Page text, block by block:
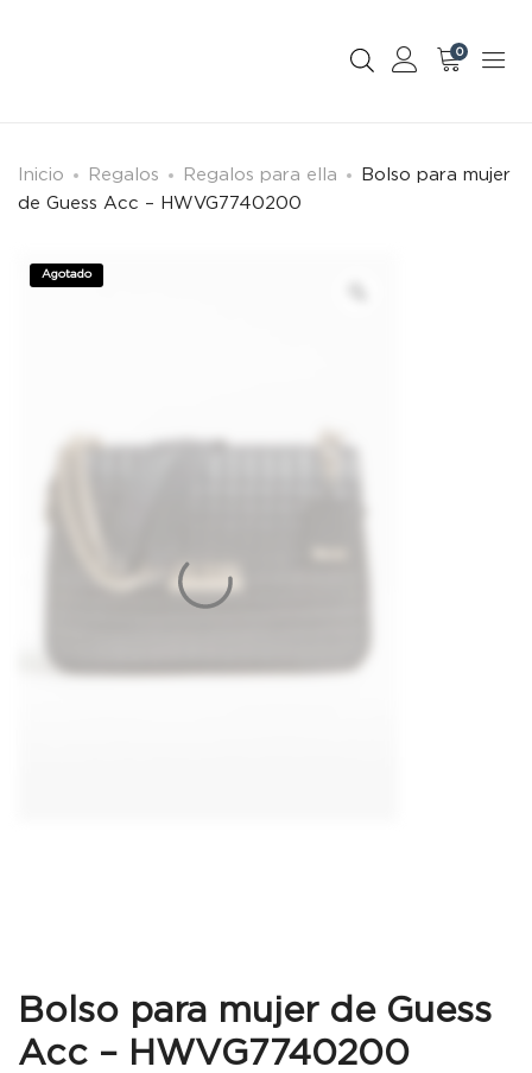
0
Inicio Regalos Regalos para ella
Bolso para mujer
de Guess Acc – HWVG7740200
Agotado
Bolso para mujer de Guess
Acc – HWVG7740200